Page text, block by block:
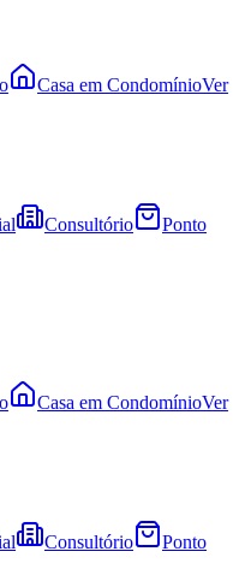
Casa em CondomínioVer
Consultório
Ponto
Casa em CondomínioVer
Consultório
Ponto